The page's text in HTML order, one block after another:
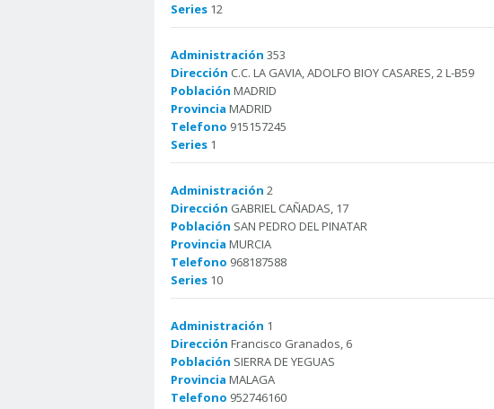
Series 12
Administración 353
Dirección C.C. LA GAVIA, ADOLFO BIOY CASARES, 2 L-B59
Población MADRID
Provincia MADRID
Telefono 915157245
Series 1
Administración 2
Dirección GABRIEL CAÑADAS, 17
Población SAN PEDRO DEL PINATAR
Provincia MURCIA
Telefono 968187588
Series 10
Administración 1
Dirección Francisco Granados, 6
Población SIERRA DE YEGUAS
Provincia MALAGA
Telefono 952746160